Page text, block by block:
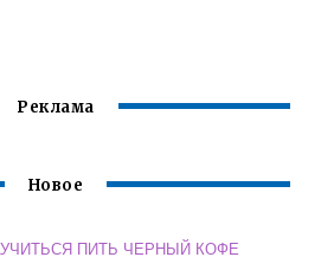
Реклама
Новое
ПИТЬ ЧЕРНЫЙ КОФЕ